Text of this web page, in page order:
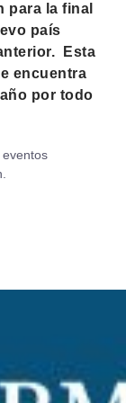
para la final
país
Esta
encuentra
por todo